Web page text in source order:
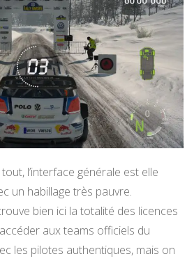
l’interface générale est elle
un habillage très pauvre.
bien ici la totalité des licences
aux teams officiels du
les pilotes authentiques, mais on